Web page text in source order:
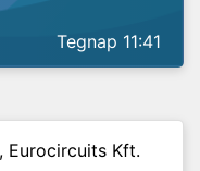
Tegnap 11:41
Eurocircuits Kft.